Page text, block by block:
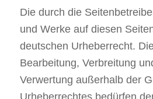
Die durch die
und Werke auf diesen
deutschen Urheberrecht.
Bearbeitung, Verbreitung
Verwertung außerhalb der